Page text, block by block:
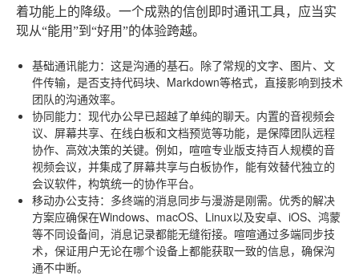
着功能上的降级。一个成熟的信创即时通讯工具，应当实
现从“能用”到“好用”的体验跨越。
基础通讯能力：这是沟通的基石。除了常规的文字、图片、文
件传输，是否支持代码块、Markdown等格式，直接影响到技术
团队的沟通效率。
协同能力：现代办公早已超越了单纯的聊天。内置的音视频会
议、屏幕共享、在线白板和文档预览等功能，是保障团队远程
协作、高效决策的关键。例如，喧喧专业版支持百人规模的音
视频会议，并集成了屏幕共享与白板协作，能有效替代独立的
会议软件，构筑统一的协作平台。
移动办公支持：多终端的消息同步与漫游是刚需。优秀的解决
方案应确保在Windows、macOS、Linux以及安卓、iOS、鸿蒙
等不同设备间，消息记录都能无缝衔接。喧喧通过多端同步技
术，保证用户无论在哪个设备上都能获取一致的信息，确保沟
通不中断。